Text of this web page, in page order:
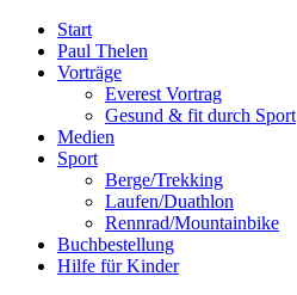
Zum
Inhalt
springen
Start
Paul Thelen
Vorträge
Everest Vortrag
Gesund & fit durch Sport
Medien
Sport
Berge/Trekking
Laufen/Duathlon
Rennrad/Mountainbike
Buchbestellung
Hilfe für Kinder